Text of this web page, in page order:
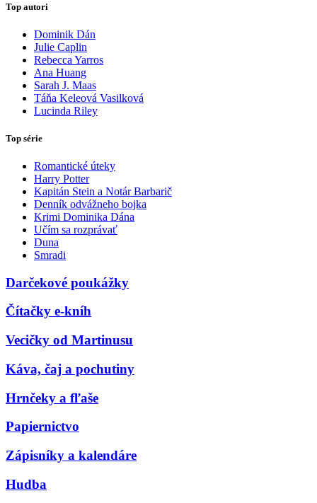
Top autori
Dominik Dán
Julie Caplin
Rebecca Yarros
Ana Huang
Sarah J. Maas
Táňa Keleová Vasilková
Lucinda Riley
Top série
Romantické úteky
Harry Potter
Kapitán Stein a Notár Barbarič
Denník odvážneho bojka
Krimi Dominika Dána
Učím sa rozprávať
Duna
Smradi
Darčekové poukážky
Čítačky e-kníh
Vecičky od Martinusu
Káva, čaj a pochutiny
Hrnčeky a fľaše
Papiernictvo
Zápisníky a kalendáre
Hudba